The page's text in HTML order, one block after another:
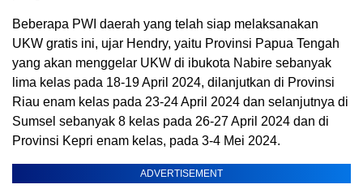
Beberapa PWI daerah yang telah siap melaksanakan
UKW gratis ini, ujar Hendry, yaitu Provinsi Papua Tengah
yang akan menggelar UKW di ibukota Nabire sebanyak
lima kelas pada 18-19 April 2024, dilanjutkan di Provinsi
Riau enam kelas pada 23-24 April 2024 dan selanjutnya di
Sumsel sebanyak 8 kelas pada 26-27 April 2024 dan di
Provinsi Kepri enam kelas, pada 3-4 Mei 2024.
ADVERTISEMENT